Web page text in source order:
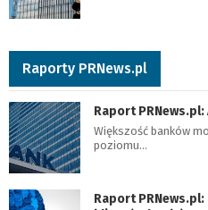
Raporty PRNews.pl
Raport
Większość banków
poziomu…
Raport